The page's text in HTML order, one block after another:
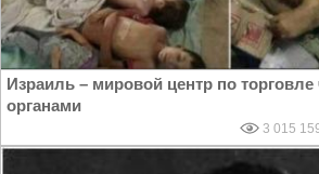
Израиль – мировой центр по
органами
3 015